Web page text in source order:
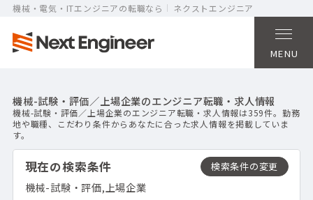
機械・電気・ITエンジニアの転職なら ネクストエンジニア
MENU
機械-試験・評価／上場企業のエンジニア転職・求人情報
機械-試験・評価／上場企業のエンジニア転職・求人情報は359件。勤務
地や職種、こだわり条件からあなたに合った求人情報を掲載していま
す。
現在の検索条件
機械-試験・評価,上場企業